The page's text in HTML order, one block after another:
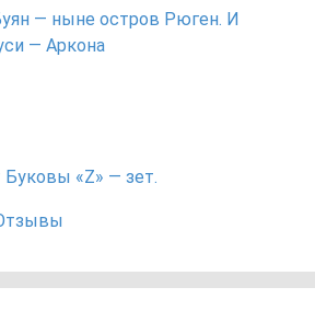
— ныне остров Рюген. И
— Аркона
Буковы «Z» — зет.